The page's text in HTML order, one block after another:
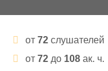
от 72 слушателей
от 72 до 108 ак. ч.